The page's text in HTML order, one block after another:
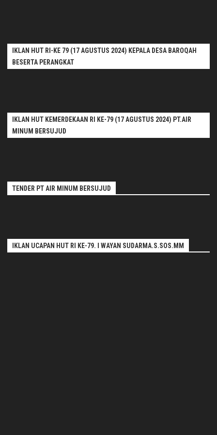
IKLAN HUT RI-KE 79 (17 AGUSTUS 2024) KEPALA DESA BAROQAH
BESERTA PERANGKAT
IKLAN HUT KEMERDEKAAN RI KE-79 (17 AGUSTUS 2024) PT.AIR
MINUM BERSUJUD
TENDER PT AIR MINUM BERSUJUD
IKLAN UCAPAN HUT RI KE-79. I WAYAN SUDARMA.S.SOS.MM